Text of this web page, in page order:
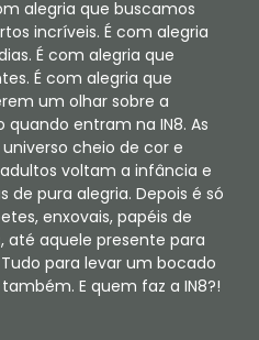
alegria que buscamos
incríveis. É com alegria
É com alegria que
É com alegria que
um olhar sobre a
quando entram na IN8. As
cheio de cor e
voltam a infância e
pura alegria. Depois é só
enxovais, papéis de
até aquele presente para
para levar um bocado
E quem faz a IN8?!